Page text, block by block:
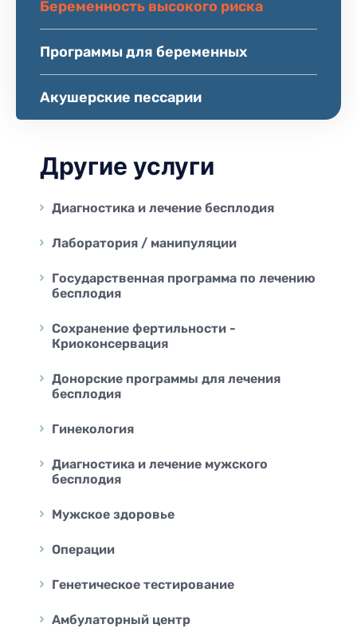
Беременность высокого риска
Программы для беременных
Акушерские пессарии
Другие услуги
Диагностика и лечение бесплодия
Лаборатория / манипуляции
Государственная программа по лечению
бесплодия
Сохранение фертильности -
Криоконсервация
Донорские программы для лечения
бесплодия
Гинекология
Диагностика и лечение мужского
бесплодия
Мужское здоровье
Операции
Генетическое тестирование
Амбулаторный центр